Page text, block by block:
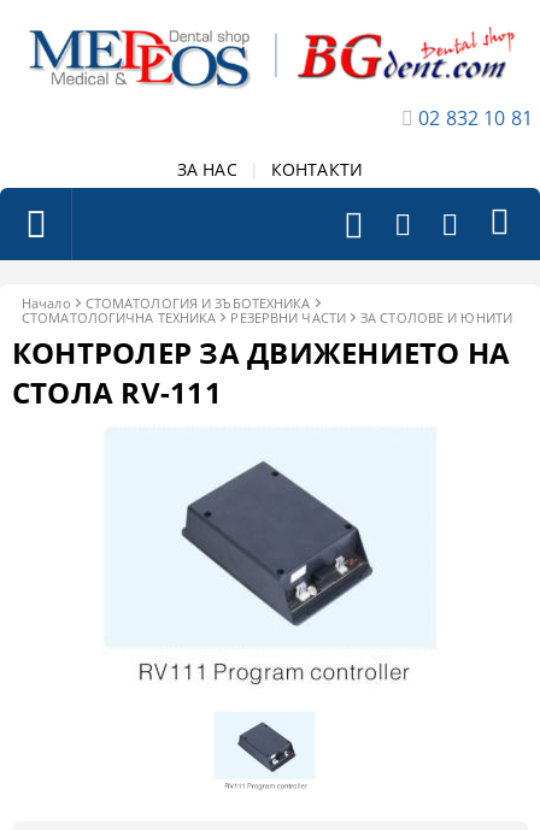
02 832 10 81
ЗА НАС КОНТАКТИ
Начало
СТОМАТОЛОГИЯ И ЗЪБОТЕХНИКА
СТОМАТОЛОГИЧНА ТЕХНИКА
РЕЗЕРВНИ ЧАСТИ ЗА СТОЛОВЕ И ЮНИТИ
КОНТРОЛЕР ЗА ДВИЖЕНИЕТО НА
СТОЛА RV-111